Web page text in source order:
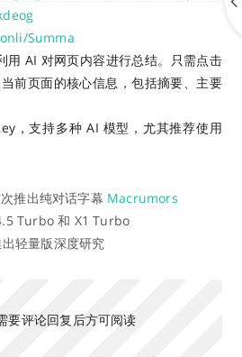
Summa
用 AI 对网页内容进行总结。只需点击
前页面的核心信息，包括摘要、主要
，支持多种 AI 模型，尤其推荐使用
推出纯对话字幕 Macrumors
Turbo 和 X1 Turbo
轻量版深度研究
要评论回复后方可阅读